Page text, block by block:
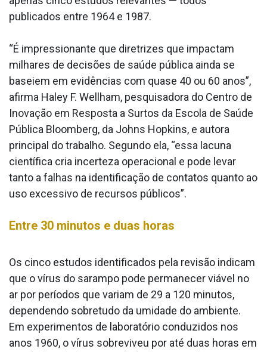
publicados entre 1964 e 1987.
“É impressionante que diretrizes que impactam
milhares de decisões de saúde pública ainda se
baseiem em evidências com quase 40 ou 60 anos”,
afirma Haley F. Wellham, pesquisadora do Centro de
Inovação em Resposta a Surtos da Escola de Saúde
Pública Bloomberg, da Johns Hopkins, e autora
principal do trabalho. Segundo ela, “essa lacuna
científica cria incerteza operacional e pode levar
tanto a falhas na identificação de contatos quanto ao
uso excessivo de recursos públicos”.
Entre 30 minutos e duas horas
Os cinco estudos identificados pela revisão indicam
que o vírus do sarampo pode permanecer viável no
ar por períodos que variam de 29 a 120 minutos,
dependendo sobretudo da umidade do ambiente.
Em experimentos de laboratório conduzidos nos
anos 1960, o vírus sobreviveu por até duas horas em